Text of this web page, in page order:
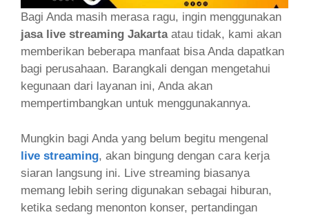
Bagi Anda masih merasa ragu, ingin menggunakan
jasa live streaming Jakartaatau tidak, kami akan
memberikan beberapa manfaat bisa Anda dapatkan
bagi perusahaan. Barangkali dengan mengetahui
kegunaan dari layanan ini, Anda akan
mempertimbangkan untuk menggunakannya.
Mungkin bagi Anda yang belum begitu mengenal
live streaming, akan bingung dengan cara kerja
siaran langsung ini. Live streaming biasanya
memang lebih sering digunakan sebagai hiburan,
ketika sedang menonton konser, pertandingan